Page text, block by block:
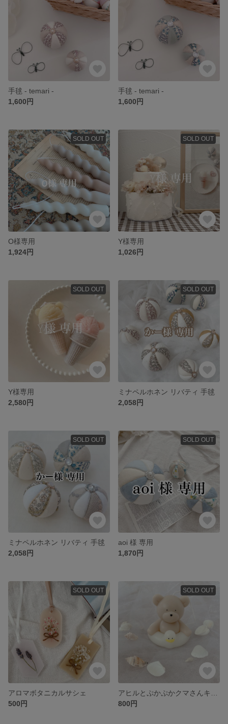
手毬 - temari -
1,600円
手毬 - temari -
1,600円
SOLD OUT
O様専用
1,924円
SOLD OUT
Y様専用
1,026円
SOLD OUT
Y様専用
2,580円
SOLD OUT
ミナペルホネン リバティ 手毬
2,058円
SOLD OUT
ミナペルホネン リバティ 手毬
2,058円
SOLD OUT
aoi 様 専用
1,870円
SOLD OUT
アロマボタニカルサシェ
500円
SOLD OUT
800円